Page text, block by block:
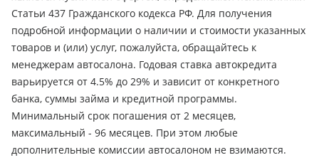
Статьи 437 Гражданского кодекса РФ. Для получения
подробной информации о наличии и стоимости указанных
товаров и (или) услуг, пожалуйста, обращайтесь к
менеджерам автосалона. Годовая ставка автокредита
варьируется от 4.5% до 29% и зависит от конкретного
банка, суммы займа и кредитной программы.
Минимальный срок погашения от 2 месяцев,
максимальный - 96 месяцев. При этом любые
дополнительные комиссии автосалоном не взимаются.